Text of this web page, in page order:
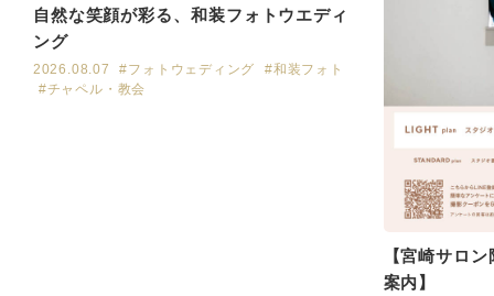
自然な笑顔が彩る、和装フォトウエディ
ング
2026.08.07 #フォトウェディング
#和装フォト
#チャペル・教会
【宮崎サロ
案内】